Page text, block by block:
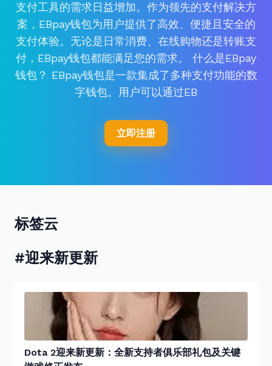
支付工具的需求日益增加。作为领先的支付解决方
案，EBpay钱包为用户提供了高效、便捷且安全的
支付体验。无论是日常消费、在线购物还是转账支
付，EBpay钱包都能满足您的需求。 什么是EBpay
钱包？ EBpay钱包是一款集成了多种支付功能的数
字钱包。用户可以通过EB
立即注册
标签云
#迎来新更新
Dota 2迎来新更新：全新支持者俱乐部礼包及关键